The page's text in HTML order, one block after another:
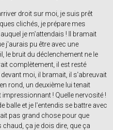
droit sur moi, je suis prêt
clichés, je prépare mes
je m'attendais ! Il bramait
j'aurais pu être avec une
le bruit du déclenchement ne le
complètement, il est resté
moi, il bramait, il s'abreuvait
rond, un deuxième lui tenait
! Quelle nervosité !
balle et je l'entendis se battre avec
pas grand chose pour que
ça je dois dire, que ça